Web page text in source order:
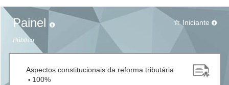
Painel
Público
star_border Iniciante
Aspectos constitucionais da reforma tributária
• 100%